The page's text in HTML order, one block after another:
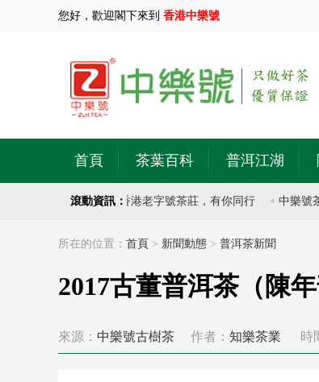
您好，歡迎閣下來到 香港中樂號
首頁 茶葉百科 普洱江湖
滾動資訊：
普洱茶20多年，香港老字號茶莊，有你同行 中樂號茶莊
所在的位置： 首頁 > 新聞動態 > 普洱茶新聞
2017古董普洱茶（陳
來源： 中樂號古樹茶 作者： 知樂茶業 時